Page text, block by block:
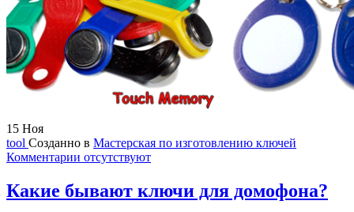
15 Ноя
tool Созданно в Мастерская по изготовлению ключей
Комментарии отсутствуют
Какие бывают ключи для домофона?